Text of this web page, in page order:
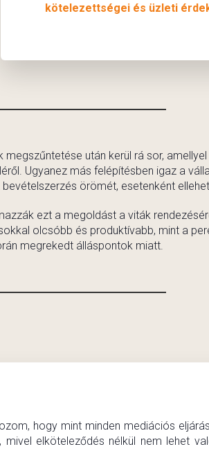
kötelezettségei és üzleti
után kerül rá sor,
Ugyanez más felépítésben igaz a
örömét, esetenként
ezt a megoldást a viták
olcsóbb és produktívabb, mint a
megrekedt álláspontok miatt.
hogy mint minden mediációs
mivel elköteleződés nélkül nem lehet